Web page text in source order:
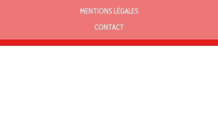
MENTIONS LÉGALES
CONTACT